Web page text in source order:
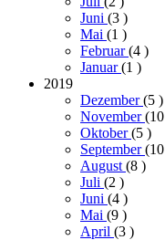
Juni (3 )
Mai (1 )
Februar(4 )
Januar(1 )
2019
Dezember(5 )
November(10
Oktober(5 )
September(10
August(8 )
Juli (2 )
Juni (4 )
Mai (9 )
April (3 )